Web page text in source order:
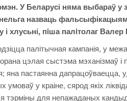
У Беларусі няма выбараў у
назваць
хлусьні, пiша палiтолаг
палітычная кампанія, у
цэлая сыстэма мэханізмаў і
пастаянна дапрацоўваецца,
умоваў у краіне, сярод якіх
тэрміны для непажаданых